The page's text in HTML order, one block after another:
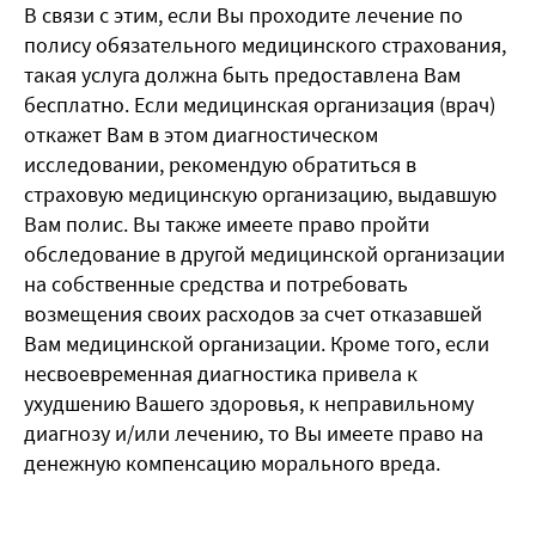
В связи с этим, если Вы проходите лечение по
полису обязательного медицинского страхования,
такая услуга должна быть предоставлена Вам
бесплатно. Если медицинская организация (врач)
откажет Вам в этом диагностическом
исследовании, рекомендую обратиться в
страховую медицинскую организацию, выдавшую
Вам полис. Вы также имеете право пройти
обследование в другой медицинской организации
на собственные средства и потребовать
возмещения своих расходов за счет отказавшей
Вам медицинской организации. Кроме того, если
несвоевременная диагностика привела к
ухудшению Вашего здоровья, к неправильному
диагнозу и/или лечению, то Вы имеете право на
денежную компенсацию морального вреда.